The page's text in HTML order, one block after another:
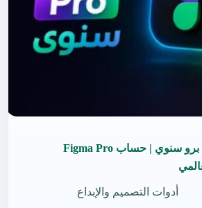
اشتراك فيجما برو سنوي | حساب Figma Pro
أدوات التصميم والإبداع